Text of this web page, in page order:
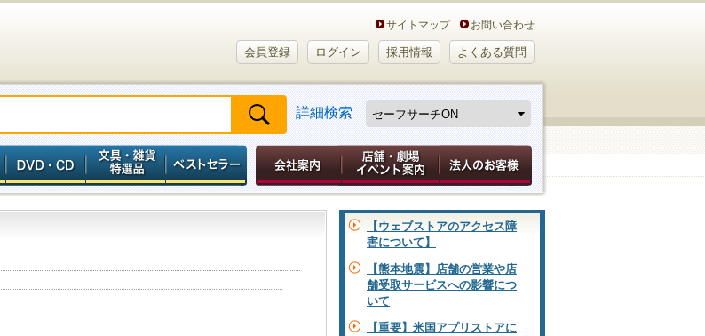
サイトマップ お問い合わせ
会員登録 ログイン 採用情報 よくある質問
詳細検索
【ウェブストアのアクセス障
害について】
【熊本地震】店舗の営業や店
舗受取サービスへの影響につ
いて
【重要】米国アプリストアに